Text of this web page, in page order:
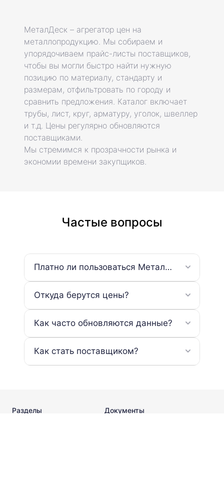
МеталДеск – агрегатор цен на
металлопродукцию. Мы собираем и
упорядочиваем прайс-листы поставщиков,
чтобы вы могли быстро найти нужную
позицию по материалу, стандарту и
размерам, отфильтровать по городу и
сравнить предложения. Каталог включает
трубы, лист, круг, арматуру, уголок, швеллер
и т.д. Цены регулярно обновляются
поставщиками.
Мы стремимся к прозрачности рынка и
экономии времени закупщиков.
Частые вопросы
Платно ли пользоваться МеталДеск?
Откуда берутся цены?
Как часто обновляются данные?
Как стать поставщиком?
Разделы
Документы